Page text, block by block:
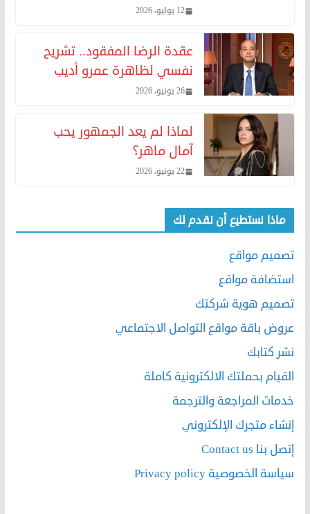
12 يوليو، 2026
عقدة الرضا المفقود.. تشريح
نفسي لظاهرة عمرو أديب
26 يونيو، 2026
لماذا لم يعد الجمهور يحب
آمال ماهر؟
22 يونيو، 2026
ماذا نستطيع أن نقدم لك
تصميم مواقع
استضافة مواقع
تصميم هوية شركتك
عروض باقة مواقع التواصل الاجتماعي
نشر كتابك
القيام بحملتك الالكترونية كاملة
خدمات المراجعة والترجمة
إنشاء متجرك الإلكتروني
إتصل بنا Contact us
سياسة الخصوصية Privacy policy